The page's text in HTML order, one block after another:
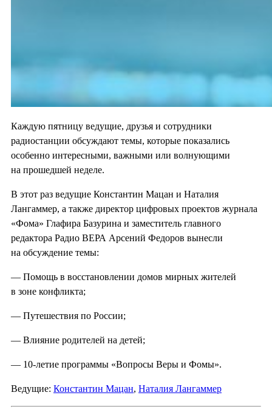
Каждую пятницу ведущие, друзья и сотрудники
радиостанции обсуждают темы, которые показались
особенно интересными, важными или волнующими
на прошедшей неделе.
В этот раз ведущие Константин Мацан и Наталия
Лангаммер, а также директор цифровых проектов журнала
«Фома» Глафира Базурина и заместитель главного
редактора Радио ВЕРА Арсений Федоров вынесли
на обсуждение темы:
— Помощь в восстановлении домов мирных жителей
в зоне конфликта;
— Путешествия по России;
— Влияние родителей на детей;
— 10-летие программы «Вопросы Веры и Фомы».
Ведущие: Константин Мацан, Наталия Лангаммер